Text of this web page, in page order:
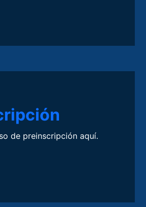
de preinscripción aquí.